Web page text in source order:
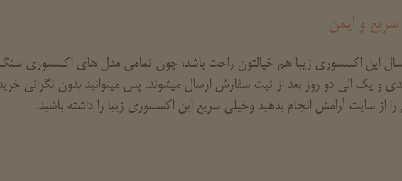
سریع و ایمن
این اکسسوری زیبا هم خیالتون راحت باشد، چون تمامی مدل های اکسسوری
و یک الی دو روز بعد از ثبت سفارش ارسال میشوند. پس میتوانید بدون نگرانی
از سایت آرامش انجام بدهید وخیلی سریع این اکسسوری زیبا را داشته باشید.